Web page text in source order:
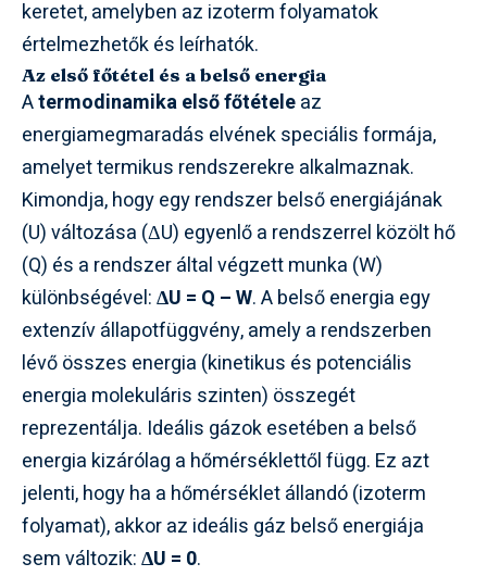
keretet, amelyben az izoterm folyamatok
értelmezhetők és leírhatók.
Az első főtétel és a belső energia
Atermodinamika első főtételeaz
energiamegmaradás elvének speciális formája,
amelyet termikus rendszerekre alkalmaznak.
Kimondja, hogy egy rendszer belső energiájának
(U) változása (ΔU) egyenlő a rendszerrel közölt hő
(Q) és a rendszer által végzett munka (W)
különbségével:ΔU = Q – W. A belső energia egy
extenzív állapotfüggvény, amely a rendszerben
lévő összes energia (kinetikus és potenciális
energia molekuláris szinten) összegét
reprezentálja. Ideális gázok esetében a belső
energia kizárólag a hőmérséklettől függ. Ez azt
jelenti, hogy ha a hőmérséklet állandó (izoterm
folyamat), akkor az ideális gáz belső energiája
sem változik:ΔU = 0.